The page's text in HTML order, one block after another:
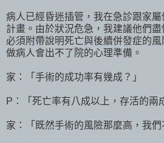
病人已經昏迷插管，我在急診跟家
計畫。由於狀況危急，我建議他們
必須附帶說明死亡與後續併發症的
做病人會出不了院的心理準備。
家：「手術的成功率有幾成？」
P：「死亡率有八成以上，存活的兩
家：「既然手術的風險那麼高，我們